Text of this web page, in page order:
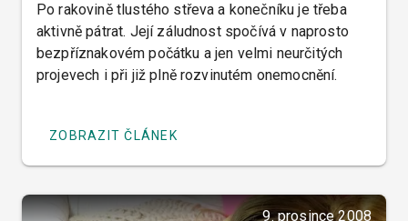
Po rakovině tlustého střeva a konečníku je třeba
aktivně pátrat. Její záludnost spočívá v naprosto
bezpříznakovém počátku a jen velmi neurčitých
projevech i při již plně rozvinutém onemocnění.
ZOBRAZIT ČLÁNEK
9. prosince 2008